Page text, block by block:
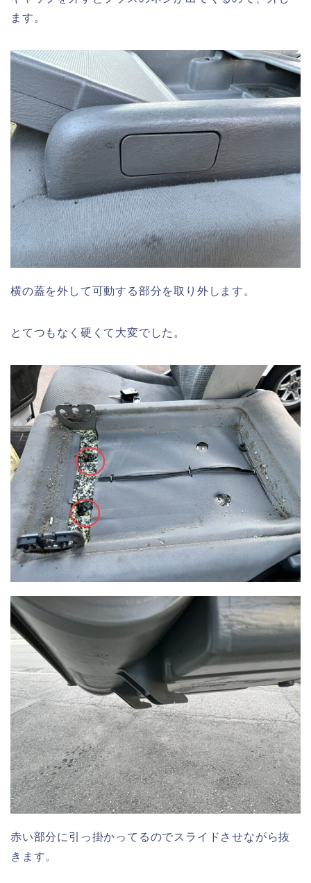
ます。
横の蓋を外して可動する部分を取り外します。
とてつもなく硬くて大変でした。
赤い部分に引っ掛かってるのでスライドさせながら抜
きます。